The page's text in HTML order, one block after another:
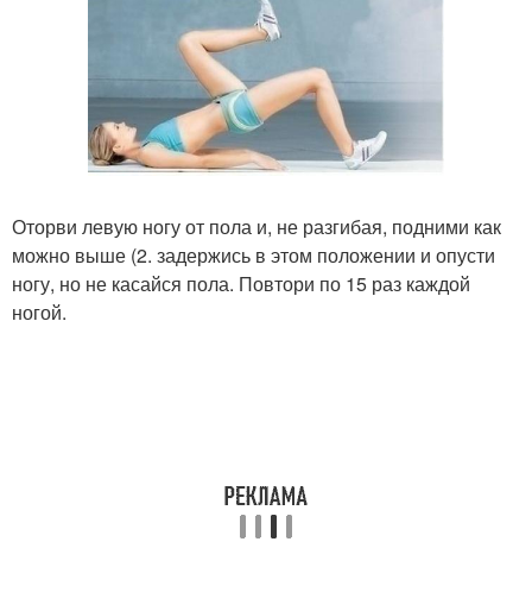
Оторви левую ногу от пола и, не разгибая, подними как
можно выше (2. задержись в этом положении и опусти
ногу, но не касайся пола. Повтори по 15 раз каждой
ногой.